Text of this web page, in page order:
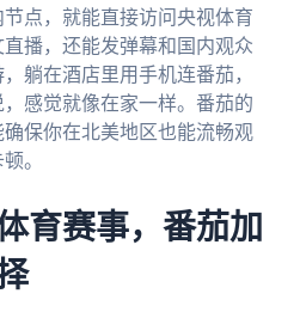
点，就能直接访问央视体育
播，还能发弹幕和国内观众
躺在酒店里用手机连番茄，
感觉就像在家一样。番茄的
保你在北美地区也能流畅观
。
育赛事，番茄加